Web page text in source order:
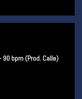
90 bpm (Prod. Calle)